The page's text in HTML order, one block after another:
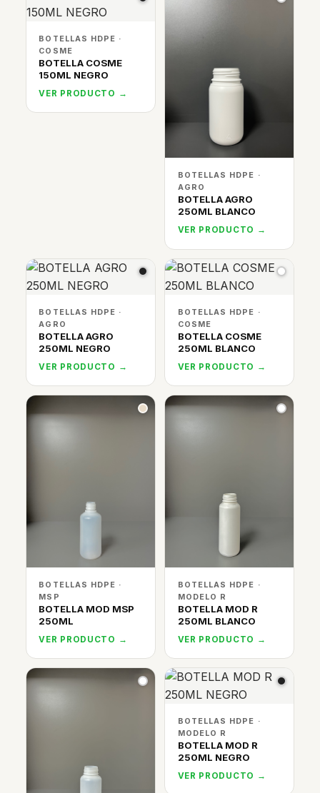
BOTELLAS HDPE ·
COSME
BOTELLA COSME
150ML NEGRO
VER PRODUCTO →
BOTELLAS HDPE ·
AGRO
BOTELLA AGRO
250ML BLANCO
VER PRODUCTO →
BOTELLAS HDPE ·
AGRO
BOTELLA AGRO
250ML NEGRO
VER PRODUCTO →
BOTELLAS HDPE ·
COSME
BOTELLA COSME
250ML BLANCO
VER PRODUCTO →
BOTELLAS HDPE ·
MSP
BOTELLA MOD MSP
250ML
VER PRODUCTO →
BOTELLAS HDPE ·
MODELO R
BOTELLA MOD R
250ML BLANCO
VER PRODUCTO →
BOTELLAS HDPE ·
MODELO R
BOTELLA MOD R
250ML NEGRO
VER PRODUCTO →